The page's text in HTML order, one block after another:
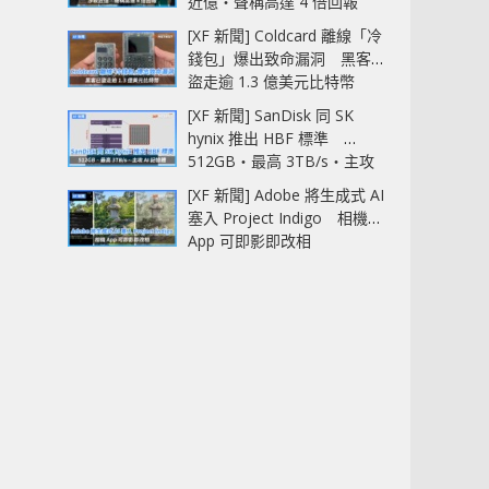
[XF 新聞] Coldcard 離線「冷
錢包」爆出致命漏洞 黑客已
盜走逾 1.3 億美元比特幣
[XF 新聞] SanDisk 同 SK
hynix 推出 HBF 標準
512GB‧最高 3TB/s‧主攻
AI 記憶體
[XF 新聞] Adobe 將生成式 AI
塞入 Project Indigo 相機
App 可即影即改相